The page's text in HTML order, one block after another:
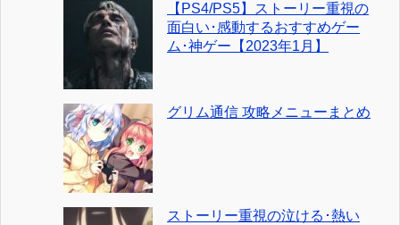
【PS4/PS5】ストーリー重視の
面白い･感動するおすすめゲー
ム･神ゲー【2023年1月】
グリム通信 攻略メニューまとめ
ストーリー重視の泣ける･熱い